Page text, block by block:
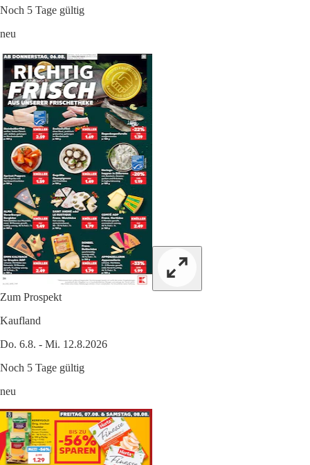
Noch 5 Tage gültig
neu
Zum Prospekt
Kaufland
Do. 6.8. - Mi. 12.8.2026
Noch 5 Tage gültig
neu